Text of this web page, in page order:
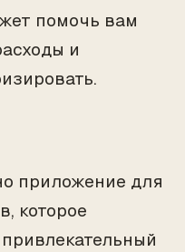
помочь вам
и
приложение для
которое